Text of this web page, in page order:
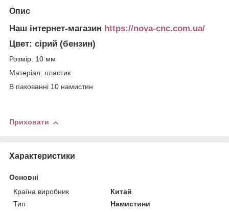
Опис
Наш інтернет-магазин https://nova-cnc.com.ua/
Цвет: сірий (бензин)
Розмір: 10 мм
Матеріал: пластик
В пакованні 10 намистин
Приховати
Характеристики
Основні
Країна виробник
Китай
Тип
Намистини